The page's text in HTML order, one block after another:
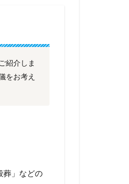
紹介しま
をお考え
葬」などの